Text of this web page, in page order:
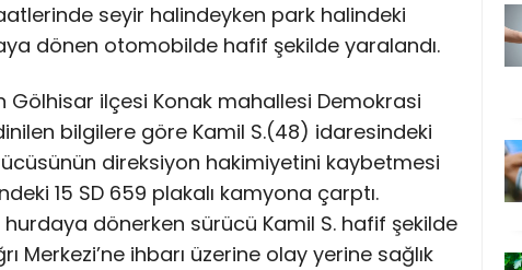
seyir halindeyken park halindeki
dönen otomobilde hafif şekilde yaralandı.
Gölhisar ilçesi Konak mahallesi Demokrasi
bilgilere göre Kamil S.(48) idaresindeki
direksiyon hakimiyetini kaybetmesi
15 SD 659 plakalı kamyona çarptı.
dönerken sürücü Kamil S. hafif şekilde
Merkezi’ne ihbarı üzerine olay yerine sağlık